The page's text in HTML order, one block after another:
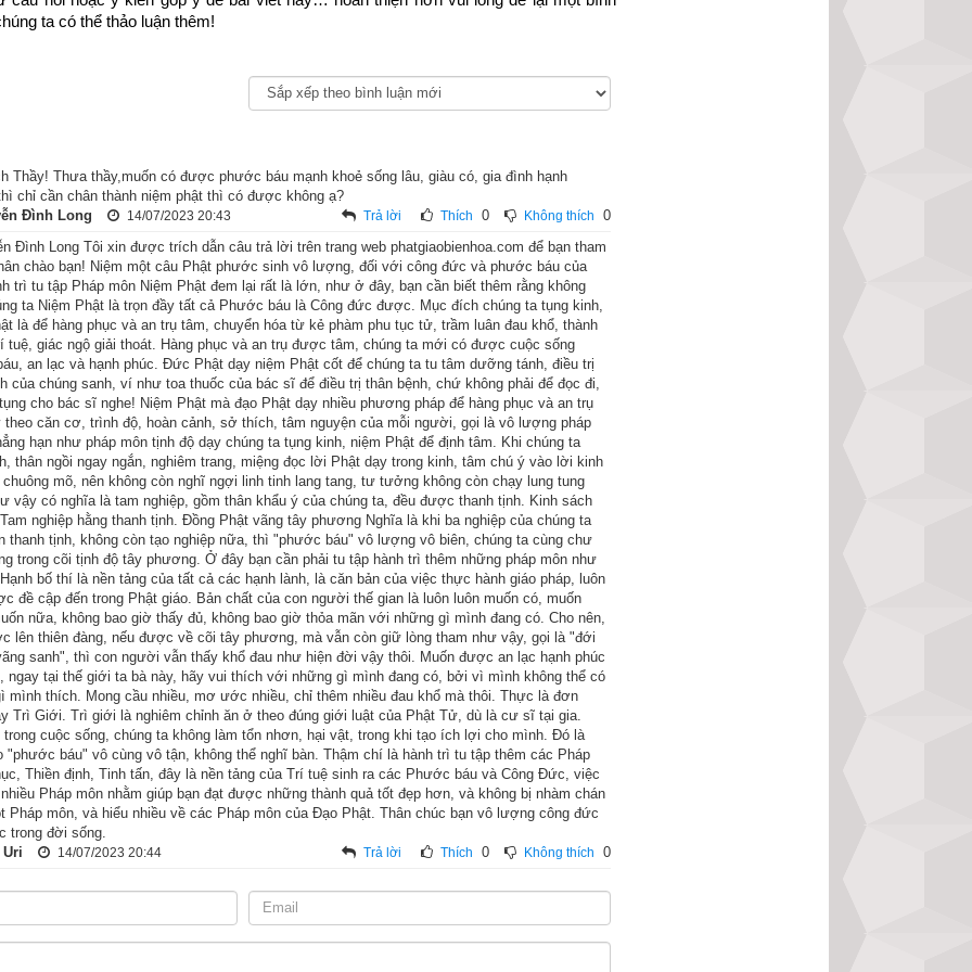
hội Ấn Độ, sự chênh lệch giữa người và người quả là rất lớn. Thành Vương Xá ở
dân chúng rất giàu có nhưng cũng không khỏi có sự phân biệt giai cấp. Họ căn cứ
nhiều mà phân thành 9 giai cấp, giữa các giai cấp, sự khác biệt vô cùng rõ rệt. Nhất
của người dân thành thị giàu có nhất, dư giả nhất, gia sản phải lên tới cả ngàn vạn,
là trăm vạn đồng tiền vàng; duy chỉ có những người giàu có như thế mới đủ tư cách
giai cấp Nhất Ức Lý ấy. Dĩ nhiên, giai cấp của họ là giai cấp đứng đầu nên không
hâm mộ, ao ước.
thuộc về giai cấp thấp nhất của 9 giai cấp nói trên, rất ngưỡng vọng sự vinh hoa
cấp Nhất Ức Lý. Ông hy vọng sẽ có ngày vượt lên được địa vị của những người mà
không có điều kiện thiết yếu là một gia sản đáng giá tối thiểu trăm vạn tiền vàng.
kiện, ông không ngại công lao khó nhọc, ngày đêm tìm đủ mọi cách để buôn bán
sau mười năm lao lực, ông cũng chỉ gom góp được có 9 phần mười gia sản cần
lý tưởng của mình. Nhưng than ôi, ông mắc phải một cơn bạo bệnh, bệnh tình nguy
không còn sống lâu nữa nên gọi vợ đến căn dặn rằng:
bệnh được đâu, chỉ ân hận một điều là nguyện vọng ôm ấp suốt cả một đời chưa
ta nay chỉ mới 8 tuổi, chưa thể thừa kế được sự nghiệp của tôi. Tôi mong bà nuôi
người, nói cho nó biết điều tôi mong mỏi, và bảo nó kinh doanh sự nghiệp của chúng
vào được giai cấp Nhất Ức Lý, thì lúc ấy ở suối vàng tôi cũng ngậm cười mà an
xuôi, người mẹ gọi con đến trước mặt dạy rằng:
để lại di ngôn, hy vọng con làm ăn buôn bán cho khéo léo hầu có đủ điều kiện gia
ta có thể thảo luận thêm!
Thầy! Thưa thầy,muốn có được phước báu mạnh khoẻ sống lâu, giàu có, gia đình hạnh
chỉ cần chân thành niệm phật thì có được không ạ?
Đình Long
Trả lời Thích 0 Không thích 0
14/07/2023 20:43
Đình Long Tôi xin được trích dẫn câu trả lời trên trang web phatgiaobienhoa.com để bạn tham
chào bạn! Niệm một câu Phật phước sinh vô lượng, đối với công đức và phước báu của
trì tu tập Pháp môn Niệm Phật đem lại rất là lớn, như ở đây, bạn cần biết thêm rằng không
ta Niệm Phật là trọn đầy tất cả Phước báu là Công đức được. Mục đích chúng ta tụng kinh,
là để hàng phục và an trụ tâm, chuyển hóa từ kẻ phàm phu tục tử, trầm luân đau khổ, thành
tuệ, giác ngộ giải thoát. Hàng phục và an trụ được tâm, chúng ta mới có được cuộc sống
an lạc và hạnh phúc. Đức Phật dạy niệm Phật cốt để chúng ta tu tâm dưỡng tánh, điều trị
của chúng sanh, ví như toa thuốc của bác sĩ để điều trị thân bệnh, chứ không phải để đọc đi,
cho bác sĩ nghe! Niệm Phật mà đạo Phật dạy nhiều phương pháp để hàng phục và an trụ
theo căn cơ, trình độ, hoàn cảnh, sở thích, tâm nguyện của mỗi người, gọi là vô lượng pháp
hạn như pháp môn tịnh độ dạy chúng ta tụng kinh, niệm Phật để định tâm. Khi chúng ta
thân ngồi ngay ngắn, nghiêm trang, miệng đọc lời Phật dạy trong kinh, tâm chú ý vào lời kinh
mõ, nên không còn nghĩ ngợi linh tinh lang tang, tư tưởng không còn chạy lung tung
vậy có nghĩa là tam nghiệp, gồm thân khẩu ý của chúng ta, đều được thanh tịnh. Kinh sách
nghiệp hằng thanh tịnh. Đồng Phật vãng tây phương Nghĩa là khi ba nghiệp của chúng ta
thanh tịnh, không còn tạo nghiệp nữa, thì "phước báu" vô lượng vô biên, chúng ta cùng chư
trong cõi tịnh độ tây phương. Ở đây bạn cần phải tu tập hành trì thêm những pháp môn như
bố thí là nền tảng của tất cả các hạnh lành, là căn bản của việc thực hành giáo pháp, luôn
đề cập đến trong Phật giáo. Bản chất của con người thế gian là luôn luôn muốn có, muốn
nữa, không bao giờ thấy đủ, không bao giờ thỏa mãn với những gì mình đang có. Cho nên,
lên thiên đàng, nếu được về cõi tây phương, mà vẫn còn giữ lòng tham như vậy, gọi là "đới
sanh", thì con người vẫn thấy khổ đau như hiện đời vậy thôi. Muốn được an lạc hạnh phúc
ngay tại thế giới ta bà này, hãy vui thích với những gì mình đang có, bởi vì mình không thể có
mình thích. Mong cầu nhiều, mơ ước nhiều, chỉ thêm nhiều đau khổ mà thôi. Thực là đơn
Trì Giới. Trì giới là nghiêm chỉnh ăn ở theo đúng giới luật của Phật Tử, dù là cư sĩ tại gia.
trong cuộc sống, chúng ta không làm tổn nhơn, hại vật, trong khi tạo ích lợi cho mình. Đó là
"phước báu" vô cùng vô tận, không thể nghĩ bàn. Thậm chí là hành trì tu tập thêm các Pháp
Thiền định, Tinh tấn, đây là nền tảng của Trí tuệ sinh ra các Phước báu và Công Đức, việc
Pháp môn nhằm giúp bạn đạt được những thành quả tốt đẹp hơn, và không bị nhàm chán
Pháp môn, và hiểu nhiều về các Pháp môn của Đạo Phật. Thân chúc bạn vô lượng công đức
trong đời sống.
Uri
Trả lời Thích 0 Không thích 0
14/07/2023 20:44